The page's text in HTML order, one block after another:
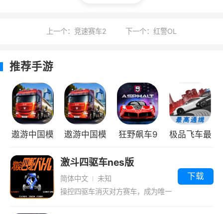
好的分数解锁下一关。
3、对手实力非常强劲，去努力夺得第一名
吧。
游戏特色
1、游戏内有很多对手，想尽一切法去超越他
们获取第一
2、通过在线多人游戏模式,Reckless
上一个：竞速赛车2 下一个：红警OL
推荐手游
遨游中国模
拟器2无限
金币版
遨游中国模
狂野飙车9
极品飞车最
版
激斗四驱车nes版
简体中文
未知
操控四驱车消灭对方赛车，成为唯一
下载